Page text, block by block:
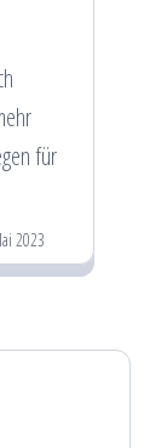
für
2023